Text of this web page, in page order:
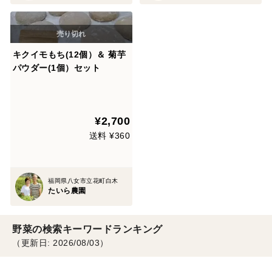
キクイモもち(12個）＆ 菊芋
パウダー(1個）セット
¥2,700
送料 ¥360
福岡県八女市立花町白木
たいら農園
野菜の検索キーワードランキング
（更新日: 2026/08/03）